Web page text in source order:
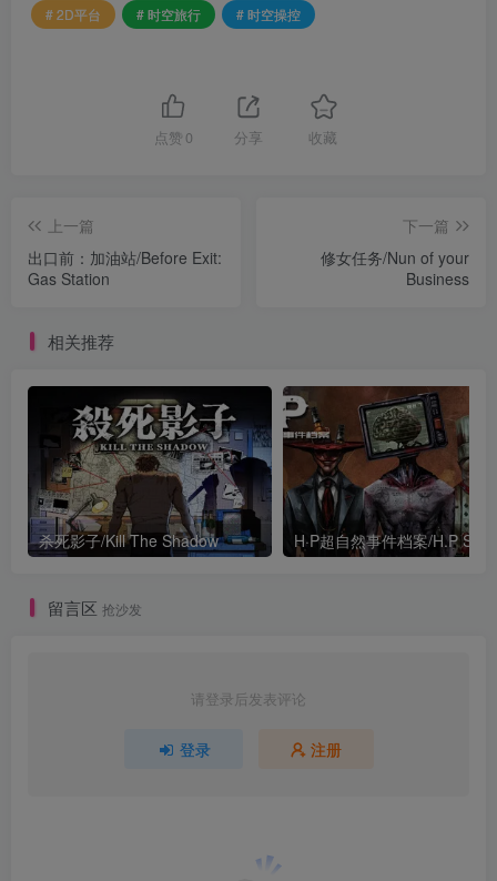
# 2D平台
# 时空旅行 # 时空操控
点赞 0 分享 收藏
上一篇
出口前：加油站/Before Exit:
Gas Station
下一篇
修女任务/Nun of your
Business
相关推荐
杀死影子/Kill The Shadow
留言区 抢沙发
请登录后发表评论
登录 注册